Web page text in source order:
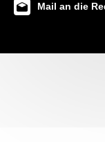
Mail an die